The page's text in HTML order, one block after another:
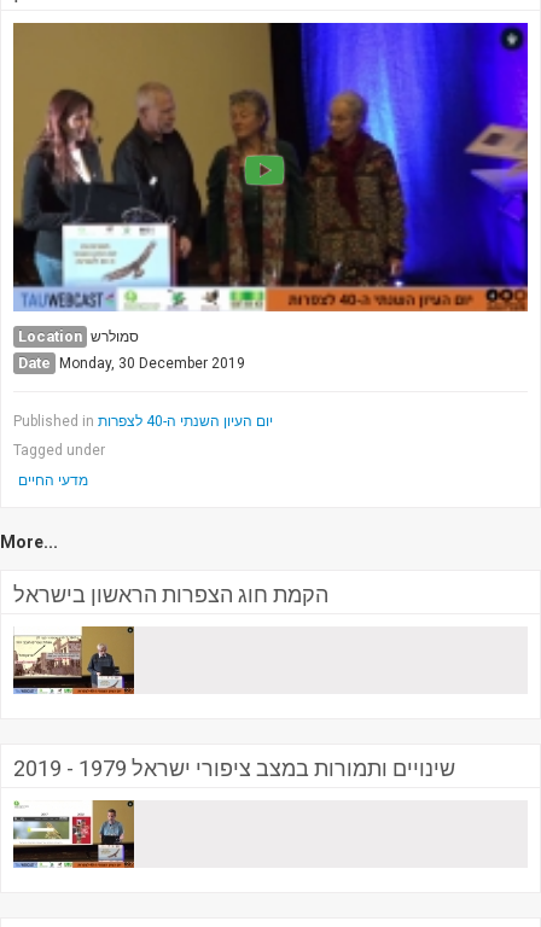
Location סמולרש
Date Monday, 30 December 2019
Published in
יום העיון השנתי ה-40 לצפרות
Tagged under
מדעי החיים
More...
הקמת חוג הצפרות הראשון בישראל
שינויים ותמורות במצב ציפורי ישראל 1979 - 2019